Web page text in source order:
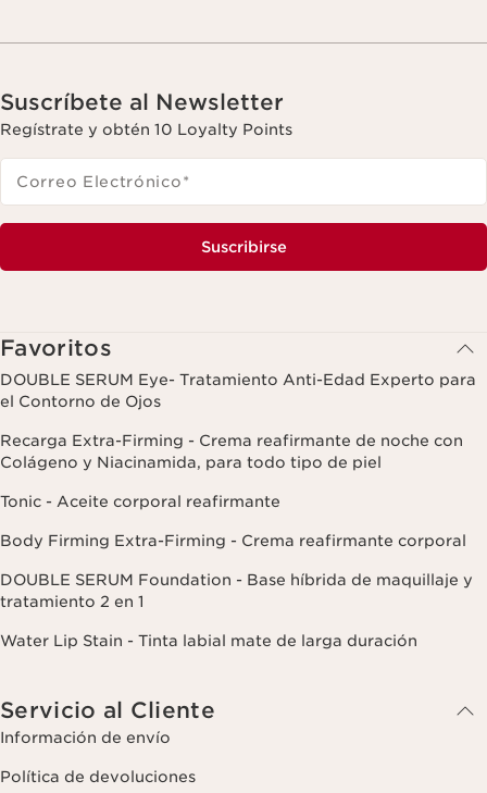
Suscríbete al Newsletter
Regístrate y obtén 10 Loyalty Points
Correo Electrónico*
Suscribirse
Favoritos
DOUBLE SERUM Eye- Tratamiento Anti-Edad Experto para
el Contorno de Ojos
Recarga Extra-Firming - Crema reafirmante de noche con
Colágeno y Niacinamida, para todo tipo de piel
Tonic - Aceite corporal reafirmante
Body Firming Extra-Firming - Crema reafirmante corporal
DOUBLE SERUM Foundation - Base híbrida de maquillaje y
tratamiento 2 en 1
Water Lip Stain - Tinta labial mate de larga duración
Servicio al Cliente
Información de envío
Política de devoluciones